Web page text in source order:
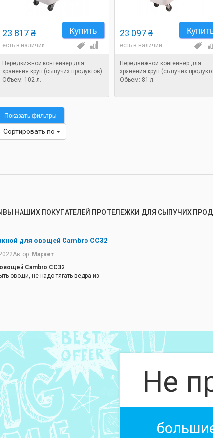
Купить
23 817 ₴
есть в наличии
Передвижной контейнер для
хранения круп (сыпучих продуктов).
Объем: 102 л.
23 097 ₴
есть в наличии
Передвижной контейнер для
хранения круп (сыпучих
Объем: 81 л.
Показать фильтры
Сортировать по
НАШИХ ПОКУПАТЕЛЕЙ ПРО ТЕЛЕЖКИ ДЛЯ СЫПУЧИХ
для овощей Cambro CC32
Автор: Маркет
Cambro CC32
овощи, не надо тягать ведра из
Не